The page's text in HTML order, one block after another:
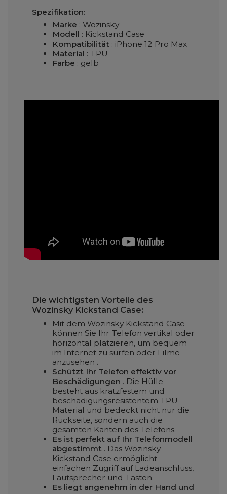
Spezifikation:
Marke : Wozinsky
Modell : Kickstand Case
Kompatibilität : iPhone 12 Pro Max
Material : TPU
Farbe : gelb
Die wichtigsten Vorteile des
Wozinsky Kickstand Case:
Mit dem Wozinsky Kickstand Case
können Sie Ihr Telefon vertikal oder
horizontal platzieren, um bequem
im Internet zu surfen oder Filme
anzusehen .
Schützt Ihr Telefon effektiv vor
Beschädigungen . Die Hülle
besteht aus kratzfestem und
beschädigungsresistentem TPU-
Material und bedeckt nicht nur die
Rückseite, sondern auch die
gesamten Kanten des Telefons.
Es ist perfekt auf Ihr Telefonmodell
abgestimmt . Das Wozinsky
Kickstand Case ermöglicht
einfachen Zugriff auf Ladeanschluss,
Lautsprecher und Tasten.
Es liegt angenehm in der Hand und